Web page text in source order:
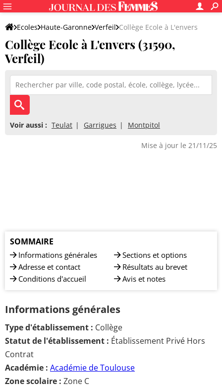
Ecoles Haute-Garonne Verfeil Collège Ecole à L'envers
Collège Ecole à L'envers (31590,
Verfeil)
Voir aussi : Teulat Garrigues Montpitol
Mise à jour le 21/11/25
SOMMAIRE
Informations générales
Adresse et contact
Conditions d'accueil
Sections et options
Résultats au brevet
Avis et notes
Informations générales
Type d'établissement : Collège
Statut de l'établissement : Établissement Privé Hors
Contrat
Académie : Académie de Toulouse
Zone scolaire : Zone C